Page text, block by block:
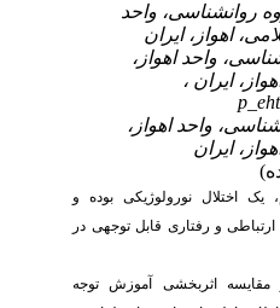
روانشناسی، واحد
اهواز، ایران
واحد اهواز،
ایران ،
واحد اهواز،
ایران
اختلال نورولوژیکی بوده و
و رفتاری قابل توجهی در
اثربخشی آموزش توجه